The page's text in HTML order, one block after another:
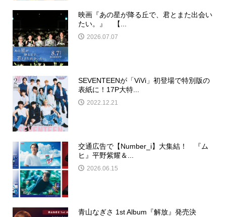
映画『あの星が降る丘で、君とまた出会い
たい。』 【...
2026.07.07
SEVENTEENが「ViVi」初登場で特別版の
表紙に！17P大特...
2022.12.21
交通広告で【Number_i】大集結！ 『ム
ヒ』平野紫耀＆...
2026.06.15
青山なぎさ 1st Album『解放』発売決